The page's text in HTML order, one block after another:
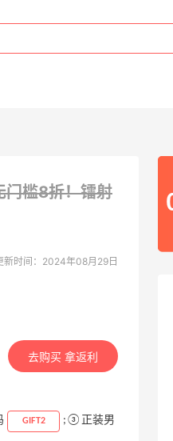
槛8折！镭射
新时间：2024年08月29日
去购买 拿返利
GIFT2
;③正装男